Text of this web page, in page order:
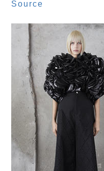
Source